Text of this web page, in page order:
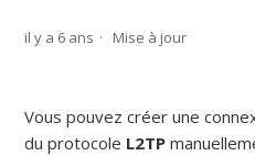
il y a 6 ans Mise à jour
Vous pouvez créer une
du protocole L2TP